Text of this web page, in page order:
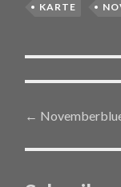
KARTE
Post
←